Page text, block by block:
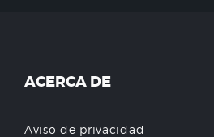
ACERCA DE
Aviso de privacidad